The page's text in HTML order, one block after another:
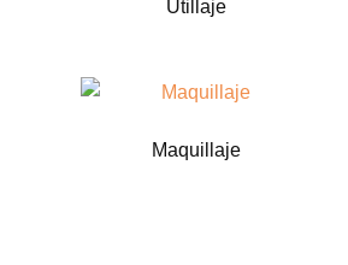
Utillaje
Maquillaje